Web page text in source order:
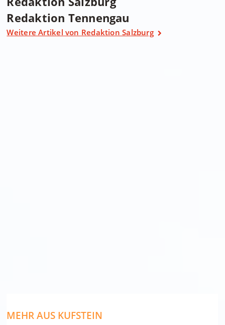
Redaktion Tennengau
Weitere Artikel von Redaktion Salzburg